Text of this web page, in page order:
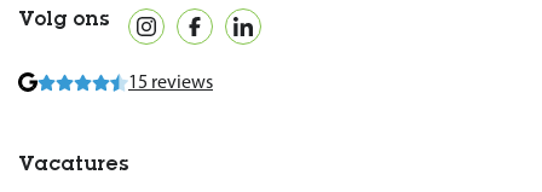
Volg ons
15 reviews
Vacatures